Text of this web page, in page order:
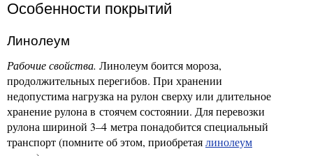
Особенности покрытий
Линолеум
Рабочие свойства. Линолеум боится мороза,
продолжительных перегибов. При хранении
недопустима нагрузка на рулон сверху или длительное
хранение рулона в стоячем состоянии. Для перевозки
рулона шириной 3–4 метра понадобится специальный
транспорт (помните об этом, приобретаялинолеум